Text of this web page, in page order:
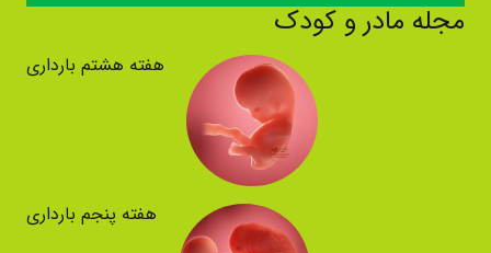
مجله مادر و کودک
هفته هشتم بارداری
هفته پنجم بارداری